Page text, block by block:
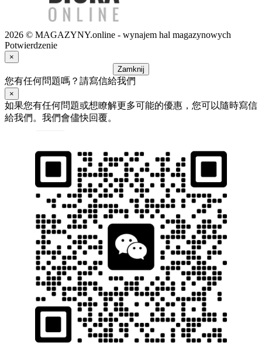
2026 © MAGAZYNY.online - wynajem hal magazynowych
Potwierdzenie
×
Zamknij
您有任何問題嗎？請寫信給我們
×
如果您有任何問題或想瞭解更多可能的優惠，您可以隨時寫信
給我們。我們會儘快回覆。